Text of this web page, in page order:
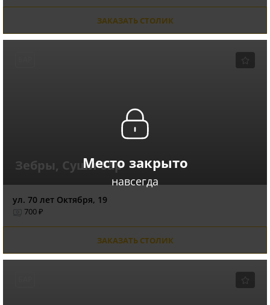
ЗАКАЗАТЬ СТОЛИК
Место закрыто
навсегда
Зебры, Суши-бар
ул. 70 лет Октября, 19
700 ₽
ЗАКАЗАТЬ СТОЛИК